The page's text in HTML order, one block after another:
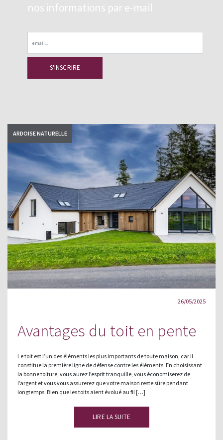
nos informations par e-mail
ARDOISE NATURELLE
26/05/2025
Avantages du toit en pente
Le toit est l’un des éléments les plus importants de toute maison, car il
constitue la première ligne de défense contre les éléments. En choisissant
la bonne toiture, vous aurez l’esprit tranquille, vous économiserez de
l’argent et vous vous assurerez que votre maison reste sûre pendant
longtemps. Bien que les toits aient évolué au fil […]
LIRE LA SUITE